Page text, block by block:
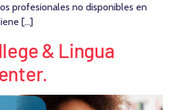
profesionales no disponibles en
[…]
& Lingua